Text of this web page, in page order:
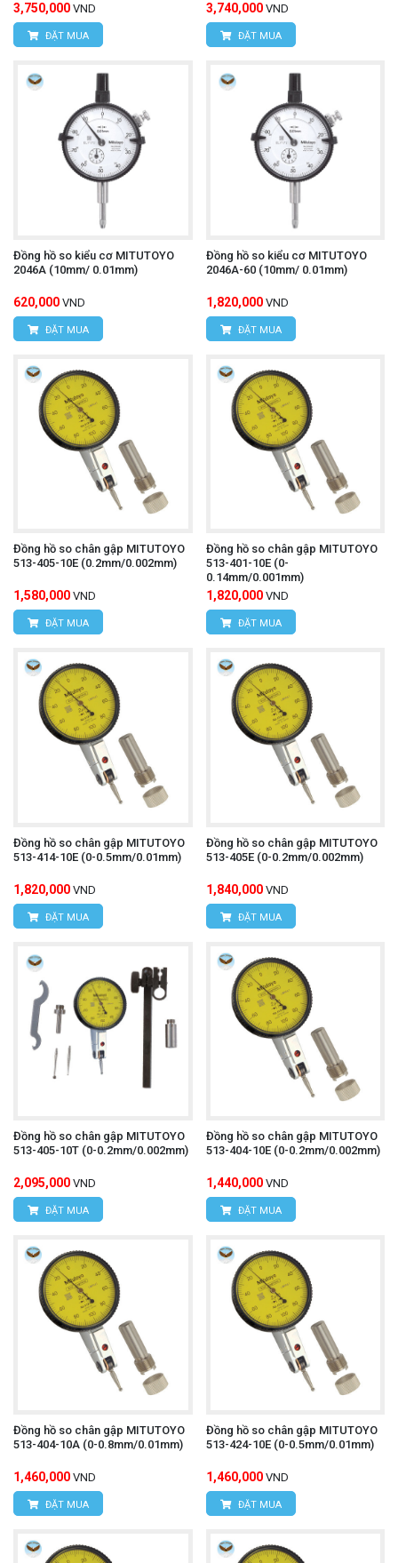
3,750,000 VND
ĐẶT MUA
3,740,000 VND
ĐẶT MUA
Đồng hồ so kiểu cơ MITUTOYO
2046A (10mm/ 0.01mm)
620,000 VND
ĐẶT MUA
Đồng hồ so kiểu cơ MITUTOYO
2046A-60 (10mm/ 0.01mm)
1,820,000 VND
ĐẶT MUA
Đồng hồ so chân gập MITUTOYO
513-405-10E (0.2mm/0.002mm)
1,580,000 VND
ĐẶT MUA
Đồng hồ so chân gập MITUTOYO
513-401-10E (0-
0.14mm/0.001mm)
1,820,000 VND
ĐẶT MUA
Đồng hồ so chân gập MITUTOYO
513-414-10E (0-0.5mm/0.01mm)
1,820,000 VND
ĐẶT MUA
Đồng hồ so chân gập MITUTOYO
513-405E (0-0.2mm/0.002mm)
1,840,000 VND
ĐẶT MUA
Đồng hồ so chân gập MITUTOYO
513-405-10T (0-0.2mm/0.002mm)
2,095,000 VND
ĐẶT MUA
Đồng hồ so chân gập MITUTOYO
513-404-10E (0-0.2mm/0.002mm)
1,440,000 VND
ĐẶT MUA
Đồng hồ so chân gập MITUTOYO
513-404-10A (0-0.8mm/0.01mm)
1,460,000 VND
ĐẶT MUA
Đồng hồ so chân gập MITUTOYO
513-424-10E (0-0.5mm/0.01mm)
1,460,000 VND
ĐẶT MUA